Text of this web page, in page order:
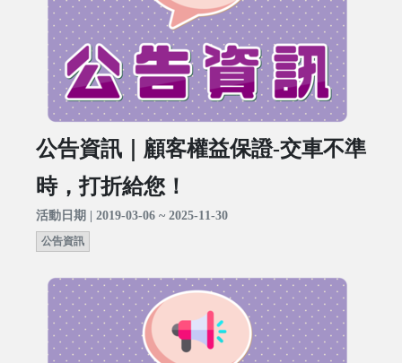
公告資訊｜顧客權益保證-交車不準
時，打折給您！
活動日期 | 2019-03-06 ~ 2025-11-30
公告資訊